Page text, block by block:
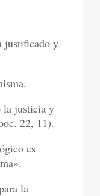
justificado y
la justicia y
22, 11).
es
la